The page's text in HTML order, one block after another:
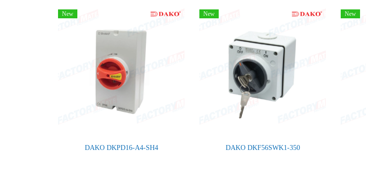
New
DAKO DKPD16-A4-SH4
New
DAKO DKF56SWK1-350
New